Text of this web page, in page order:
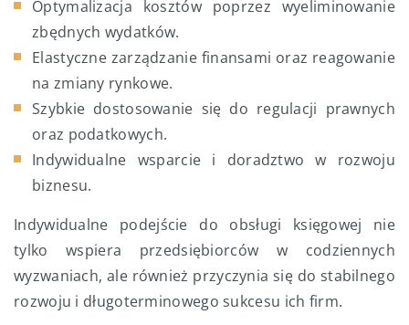
Optymalizacja kosztów poprzez wyeliminowanie
zbędnych wydatków.
Elastyczne zarządzanie finansami oraz reagowanie
na zmiany rynkowe.
Szybkie dostosowanie się do regulacji prawnych
oraz podatkowych.
Indywidualne wsparcie i doradztwo w rozwoju
biznesu.
Indywidualne podejście do obsługi księgowej nie
tylko wspiera przedsiębiorców w codziennych
wyzwaniach, ale również przyczynia się do stabilnego
rozwoju i długoterminowego sukcesu ich firm.